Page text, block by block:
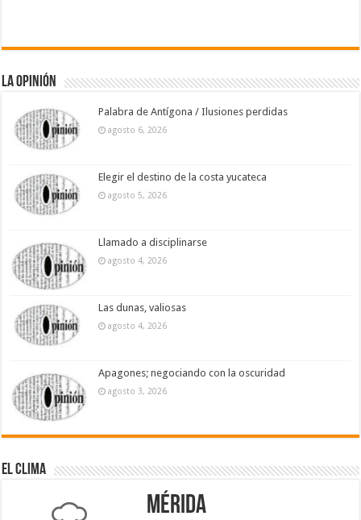
La Opinión
Palabra de Antígona / Ilusiones perdidas
agosto 6, 2026
Elegir el destino de la costa yucateca
agosto 5, 2026
Llamado a disciplinarse
agosto 4, 2026
Las dunas, valiosas
agosto 4, 2026
Apagones; negociando con la oscuridad
agosto 3, 2026
El Clima
Mérida